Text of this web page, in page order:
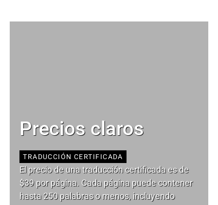
Precios claros
TRADUCCIÓN CERTIFICADA
El precio de una traducción certificada es de
$39 por página. Cada página puede contener
hasta 250 palabras o menos, incluyendo